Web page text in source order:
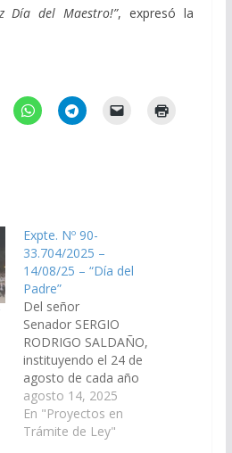
Día del Maestro!”, expresó la
Expte. Nº 90-
33.704/2025 –
14/08/25 – “Día del
Padre”
Del señor
Senador SERGIO
RODRIGO SALDAÑO,
instituyendo el 24 de
agosto de cada año
como “Día del Padre”,
en conmemoración de
la fecha en que el
agosto 14, 2025
En "Proyectos en
Trámite de Ley"